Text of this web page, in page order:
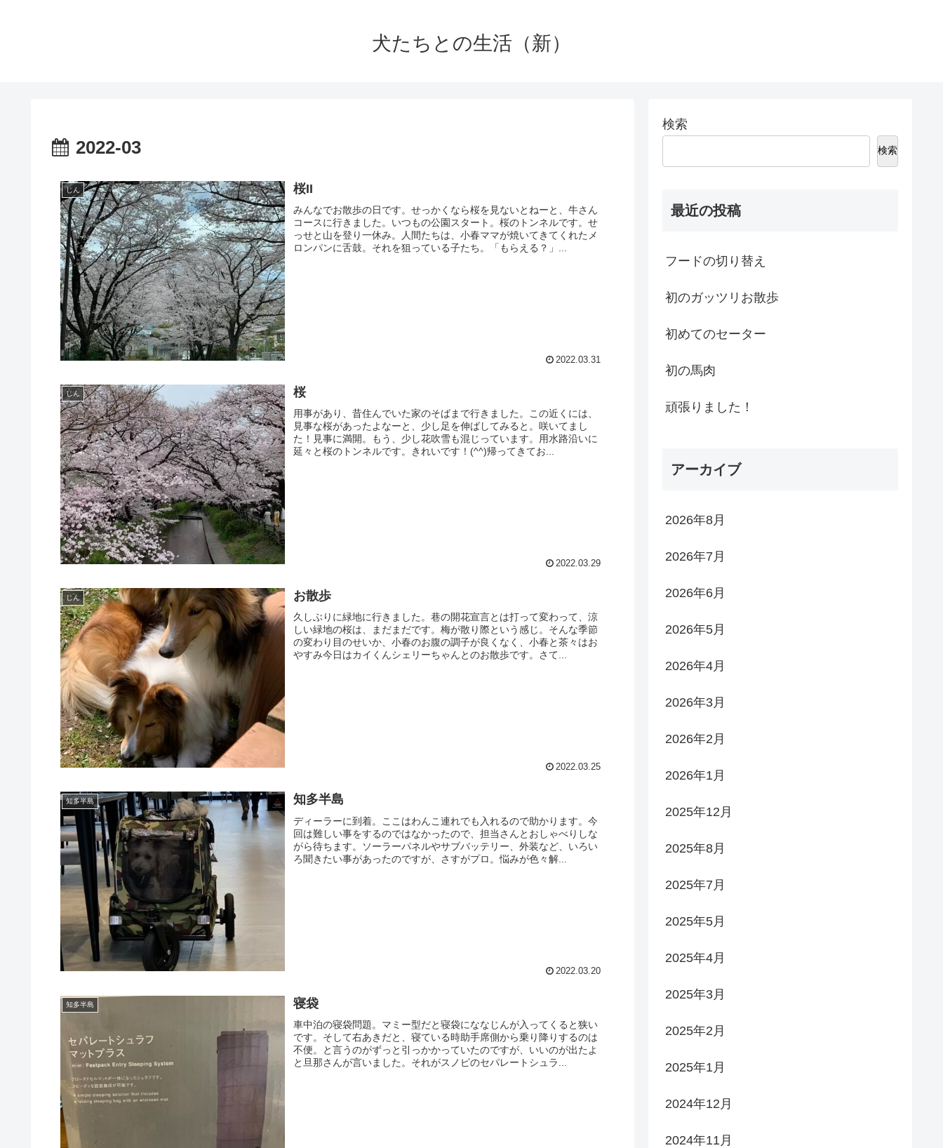
犬たちとの生活（新）
2022-03
じん 桜II
みんなでお散歩の日です。せっかくなら桜を見ないとねーと、牛さん
コースに行きました。いつもの公園スタート。桜のトンネルです。せ
っせと山を登り一休み。人間たちは、小春ママが焼いてきてくれたメ
ロンパンに舌鼓。それを狙っている子たち。「もらえる？」...
2022.03.31
じん 桜
用事があり、昔住んでいた家のそばまで行きました。この近くには、
見事な桜があったよなーと、少し足を伸ばしてみると。咲いてまし
た！見事に満開。もう、少し花吹雪も混じっています。用水路沿いに
延々と桜のトンネルです。きれいです！(^^)帰ってきてお...
2022.03.29
じん お散歩
久しぶりに緑地に行きました。巷の開花宣言とは打って変わって、涼
しい緑地の桜は、まだまだです。梅が散り際という感じ。そんな季節
の変わり目のせいか、小春のお腹の調子が良くなく、小春と茶々はお
やすみ今日はカイくんシェリーちゃんとのお散歩です。さて...
2022.03.25
知多半島 知多半島
ディーラーに到着。ここはわんこ連れでも入れるので助かります。今
回は難しい事をするのではなかったので、担当さんとおしゃべりしな
がら待ちます。ソーラーパネルやサブバッテリー、外装など、いろい
ろ聞きたい事があったのですが、さすがプロ。悩みが色々解...
2022.03.20
知多半島 寝袋
車中泊の寝袋問題。マミー型だと寝袋にななじんが入ってくると狭い
です。そして右あきだと、寝ている時助手席側から乗り降りするのは
不便。と言うのがずっと引っかかっていたのですが、いいのが出たよ
と旦那さんが言いました。それがスノピのセパレートシュラ...
検索
検索
最近の投稿
フードの切り替え
初のガッツリお散歩
初めてのセーター
初の馬肉
頑張りました！
アーカイブ
2026年8月
2026年7月
2026年6月
2026年5月
2026年4月
2026年3月
2026年2月
2026年1月
2025年12月
2025年8月
2025年7月
2025年5月
2025年4月
2025年3月
2025年2月
2025年1月
2024年12月
2024年11月